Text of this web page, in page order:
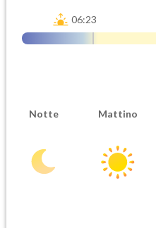
06:23
Notte Mattino